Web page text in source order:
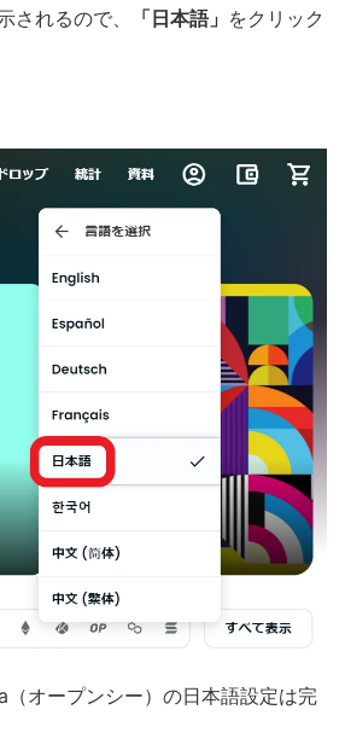
されるので、 「日本語」 をクリック
（オープンシー）の日本語設定は完